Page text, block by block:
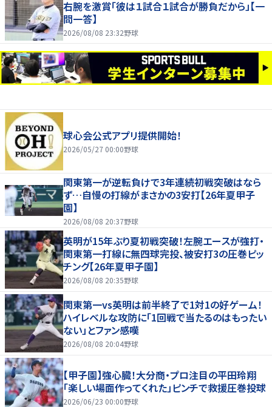
右腕を激賞「彼は１試合１試合が勝負だから」【一
問一答】
2026/08/08 23:32野球
球心会公式アプリ提供開始！
2026/05/27 00:00野球
関東第一が逆転負けで3年連続初戦突破はなら
ず…自慢の打線がまさかの3安打【26年夏甲子
園】
2026/08/08 20:37野球
英明が15年ぶり夏初戦突破！左腕エースが強打・
関東第一打線に無四球完投、被安打3の圧巻ピッ
チング【26年夏甲子園】
2026/08/08 20:35野球
関東第一vs英明は前半終了で1対1の好ゲーム！
ハイレベルな攻防に「1回戦で当たるのはもったい
ない」とファン感嘆
2026/08/08 20:04野球
【甲子園】強心臓！大分商・プロ注目の平田玲翔
「楽しい場面作ってくれた」ピンチで救援圧巻投球
2026/06/23 00:00野球